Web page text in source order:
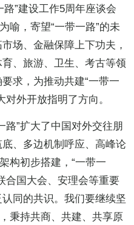
路”建设工作5周年座谈会
喻，寄望“一带一路”的未
场、金融保障上下功夫，
、旅游、卫生、考古等领
求，为推动共建“一带一
外开放指明了方向。
路”扩大了中国对外交往朋
、多边机制呼应、高峰论
构初步搭建，“一带一
合国大会、安理会等重要
同的共识。我们要继续坚
秉持共商、共建、共享原